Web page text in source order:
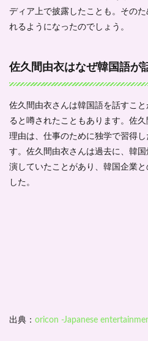
ディア上で披露したことも。その
れるようになったのでしょう。
佐久間由衣はなぜ韓国語が
佐久間由衣さんは韓国語を話すこ
ると噂されたこともあります。佐
理由は、仕事のために独学で習得
す。佐久間由衣さんは過去に、韓
演していたことがあり、韓国企業
した。
出典： oricon -Japanese